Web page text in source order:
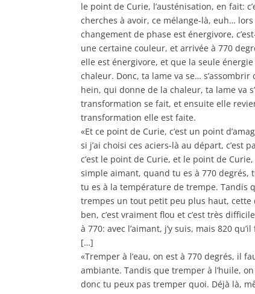
le point de Curie, l’austénisation, en fait:
cherches à avoir, ce mélange-là, euh…
changement de phase est énergivore,
une certaine couleur, et arrivée à 770
elle est énergivore, et que la seule énergie
chaleur. Donc, ta lame va se…
hein, qui donne de la chaleur, ta lame va
transformation se fait, et ensuite elle
transformation elle est faite.
«Et ce point de Curie, c’est un point
si j’ai choisi ces aciers-là au départ, c’est
c’est le point de Curie, et le point de
simple aimant, quand tu es à 770
tu es à la température de trempe. Tandis
trempes un tout petit peu plus haut, cette
ben, c’est vraiment flou et c’est très
à 770: avec l’aimant, j’y suis, mais 820
[…]
«Tremper à l’eau, on est à 770 degrés, il
ambiante. Tandis que tremper à l’huile,
donc tu peux pas tremper quoi. Déjà là,